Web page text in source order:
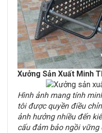
Xưởng Sản Xuất Minh
Hình ảnh mang tính
tôi được quyền điều
ảnh hưởng nhiều đến
cấu đảm bảo ngồi